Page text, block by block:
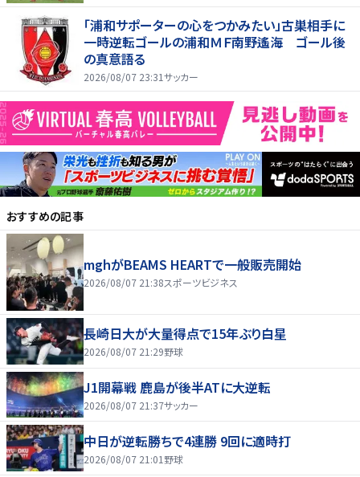
「浦和サポーターの心をつかみたい」古巣相手に
一時逆転ゴールの浦和ＭＦ南野遙海 ゴール後
の真意語る
2026/08/07 23:31サッカー
おすすめの記事
mghがBEAMS HEARTで一般販売開始
2026/08/07 21:38スポーツビジネス
長崎日大が大量得点で15年ぶり白星
2026/08/07 21:29野球
J1開幕戦 鹿島が後半ATに大逆転
2026/08/07 21:37サッカー
中日が逆転勝ちで4連勝 9回に適時打
2026/08/07 21:01 野球